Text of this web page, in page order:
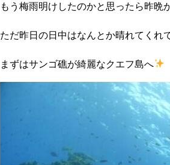
もう梅雨明けしたのかと思ったら昨晩
ただ昨日の日中はなんとか晴れてくれ
まずはサンゴ礁が綺麗なクエフ島へ